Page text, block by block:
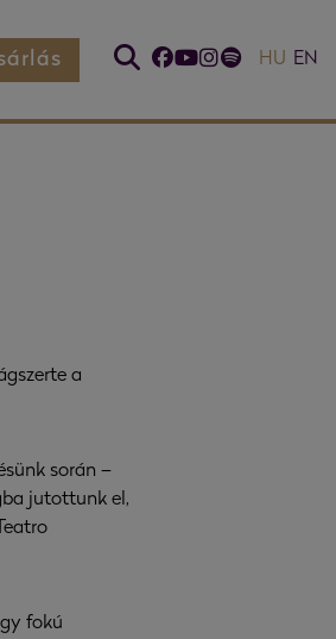
HU EN
a
során –
jutottunk el,
fokú